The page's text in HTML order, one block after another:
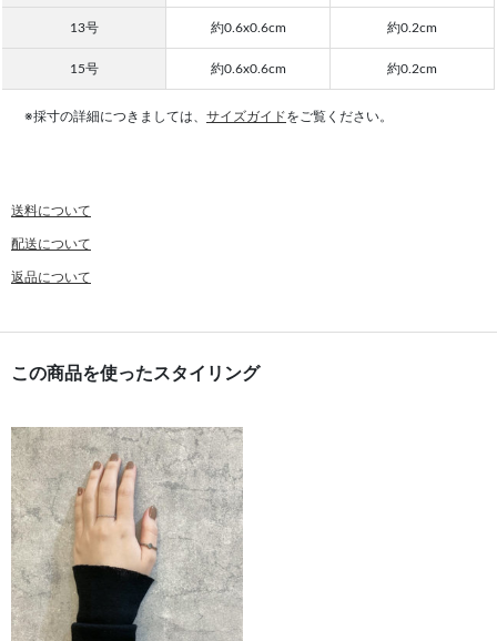
13号 約0.6x0.6cm 約0.2cm
15号 約0.6x0.6cm 約0.2cm
※採寸の詳細につきましては、 サイズガイドをご覧ください。
送料について
配送について
返品について
この商品を使ったスタイリング